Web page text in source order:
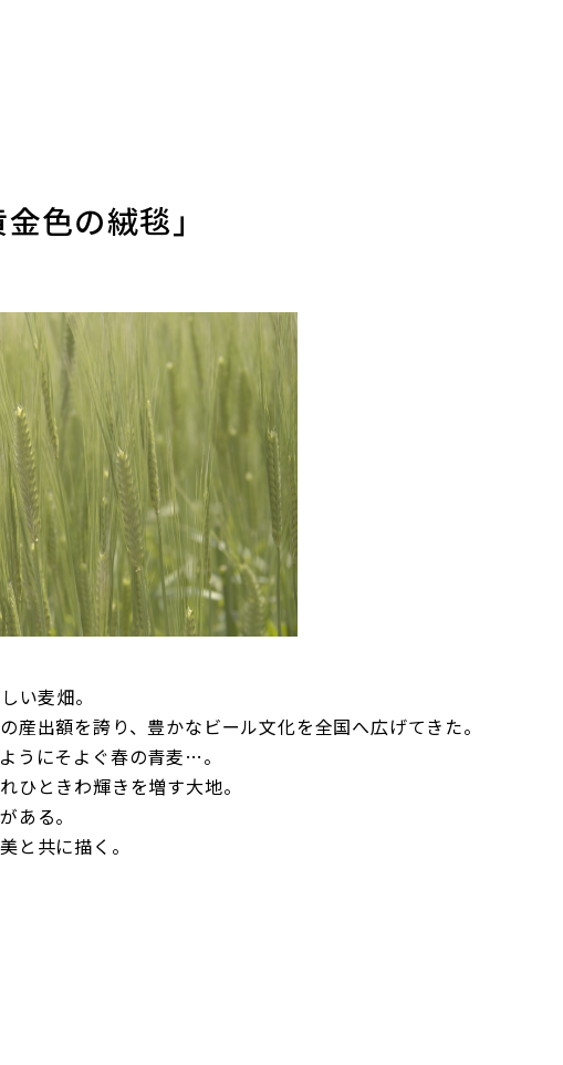
色の絨毯」
い麦畑。
産出額を誇り、豊かなビール文化を全国へ広げてきた。
うにそよぐ春の青麦…。
ひときわ輝きを増す大地。
ある。
と共に描く。